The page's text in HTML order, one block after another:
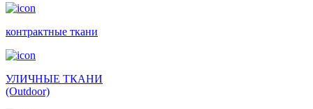
контрактные ткани
УЛИЧНЫЕ ТКАНИ
(Outdoor)